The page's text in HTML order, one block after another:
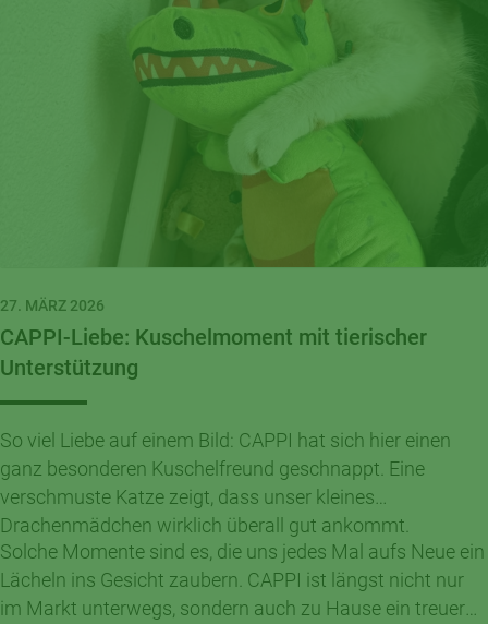
27. MÄRZ 2026
CAPPI-Liebe: Kuschelmoment mit tierischer
Unterstützung
So viel Liebe auf einem Bild: CAPPI hat sich hier einen
ganz besonderen Kuschelfreund geschnappt. Eine
verschmuste Katze zeigt, dass unser kleines
Drachenmädchen wirklich überall gut ankommt.
Solche Momente sind es, die uns jedes Mal aufs Neue ein
Lächeln ins Gesicht zaubern. CAPPI ist längst nicht nur
im Markt unterwegs, sondern auch zu Hause ein treuer